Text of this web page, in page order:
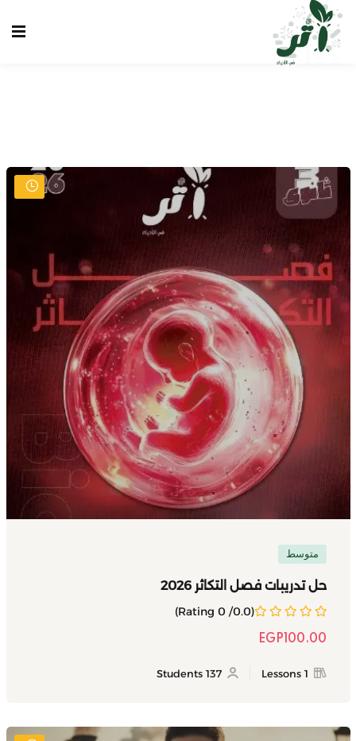
تواصل معنا
متوسط
حل تدريبات فصل التكاثر 2026
(0.0/ 0 Rating)
EGP100.00
1 Lessons
137 Students
Remember me
Lost your password?